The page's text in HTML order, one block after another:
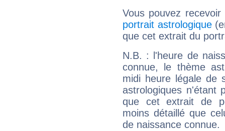
Vous pouvez
portrait astrologique
que cet extrait du
N.B. : l'heure de
connue, le thème
midi heure légale de
astrologiques n'étant
que cet extrait de
moins détaillé que
de naissance connue.